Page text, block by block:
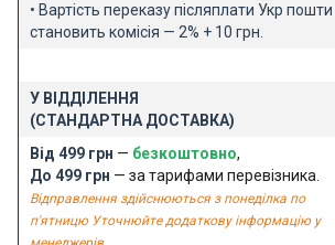
• Вартість переказу післяплати Укр пошти
становить комісія — 2% + 10 грн.
У ВІДДІЛЕННЯ
(СТАНДАРТНА ДОСТАВКА)
Від 499 грн — безкоштовно,
До 499 грн — за тарифами перевізника.
Відправлення здійснюються з понеділка по
п'ятницю Уточнюйте додаткову інформацію у